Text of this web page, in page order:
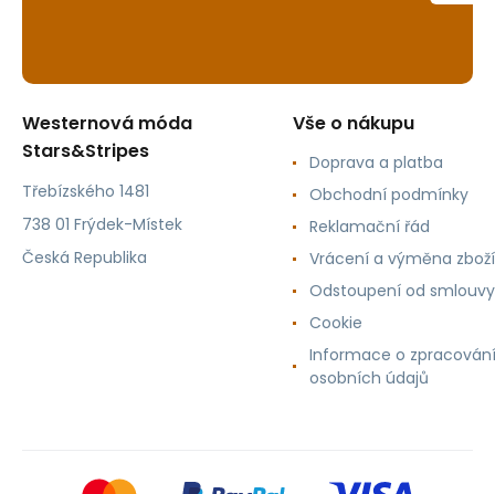
Westernová móda
Stars&Stripes
Třebízského 1481
738 01 Frýdek-Místek
Česká Republika
Vše o nákupu
Doprava a platba
Obchodní podmínky
Reklamační řád
Vrácení a výměna zboží
Odstoupení od smlouvy
Cookie
Informace o zpracování
osobních údajů